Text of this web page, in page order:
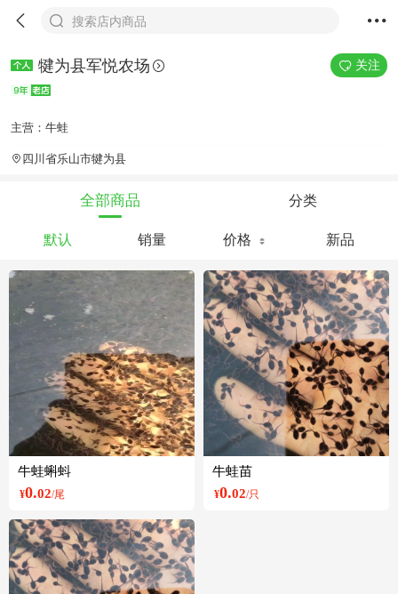
搜索店内商品
犍为县军悦农场 关注
主营：牛蛙
四川省乐山市犍为县
全部商品 分类
默认 销量 价格 新品
牛蛙蝌蚪
¥0.02/尾
牛蛙苗
¥0.02/只